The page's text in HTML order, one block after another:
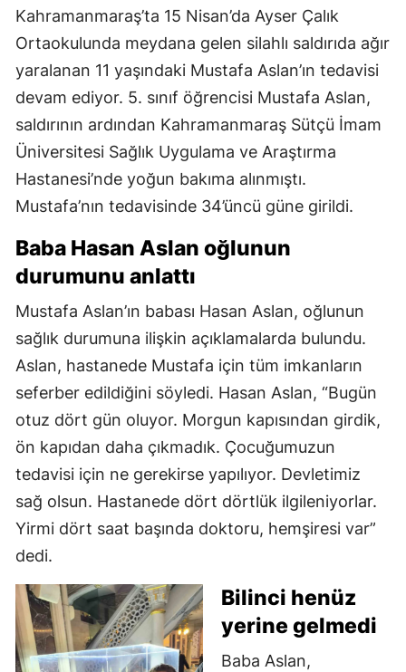
Kahramanmaraş’ta 15 Nisan’da Ayser Çalık
Ortaokulunda meydana gelen silahlı saldırıda ağır
yaralanan 11 yaşındaki Mustafa Aslan’ın tedavisi
devam ediyor. 5. sınıf öğrencisi Mustafa Aslan,
saldırının ardından Kahramanmaraş Sütçü İmam
Üniversitesi Sağlık Uygulama ve Araştırma
Hastanesi’nde yoğun bakıma alınmıştı.
Mustafa’nın tedavisinde 34’üncü güne girildi.
Baba Hasan Aslan oğlunun
durumunu anlattı
Mustafa Aslan’ın babası Hasan Aslan, oğlunun
sağlık durumuna ilişkin açıklamalarda bulundu.
Aslan, hastanede Mustafa için tüm imkanların
seferber edildiğini söyledi. Hasan Aslan, “Bugün
otuz dört gün oluyor. Morgun kapısından girdik,
ön kapıdan daha çıkmadık. Çocuğumuzun
tedavisi için ne gerekirse yapılıyor. Devletimiz
sağ olsun. Hastanede dört dörtlük ilgileniyorlar.
Yirmi dört saat başında doktoru, hemşiresi var”
dedi.
Bilinci henüz
yerine gelmedi
Baba Aslan,